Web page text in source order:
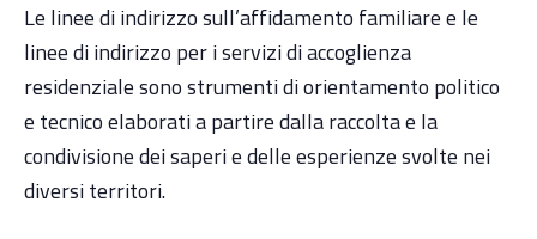
Le linee di indirizzo sull’affidamento familiare e le
linee di indirizzo per i servizi di accoglienza
residenziale sono strumenti di orientamento politico
e tecnico elaborati a partire dalla raccolta e la
condivisione dei saperi e delle esperienze svolte nei
diversi territori.